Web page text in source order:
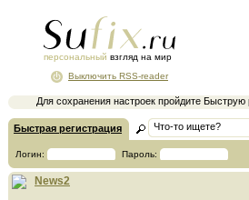
персональный взгляд на мир
Для сохранения настроек пройдите Быструю
Выключить RSS-reader
Быстрая регистрация
Логин: Пароль:
News2